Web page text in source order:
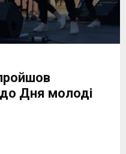
Дня молоді